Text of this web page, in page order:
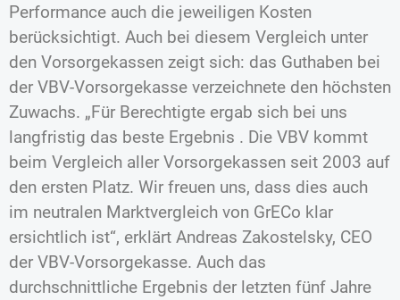
Performance auch die jeweiligen Kosten
berücksichtigt. Auch bei diesem Vergleich unter
den Vorsorgekassen zeigt sich: das Guthaben bei
der VBV-Vorsorgekasse verzeichnete den höchsten
Zuwachs. „Für Berechtigte ergab sich bei uns
langfristig das beste Ergebnis . Die VBV kommt
beim Vergleich aller Vorsorgekassen seit 2003 auf
den ersten Platz. Wir freuen uns, dass dies auch
im neutralen Marktvergleich von GrECo klar
ersichtlich ist“, erklärt Andreas Zakostelsky, CEO
der VBV-Vorsorgekasse. Auch das
durchschnittliche Ergebnis der letzten fünf Jahre